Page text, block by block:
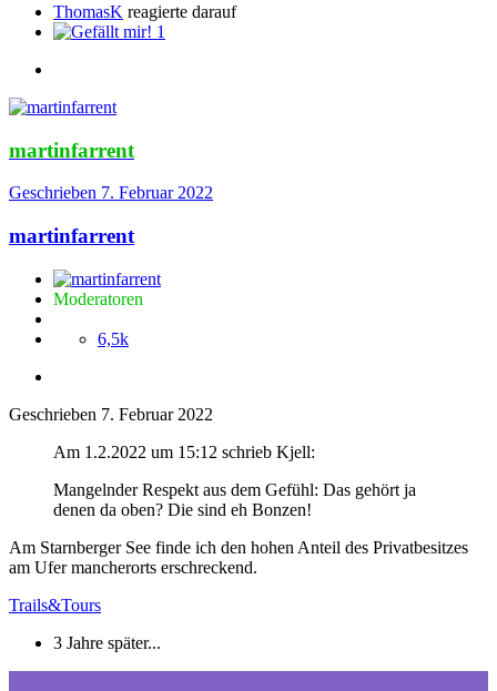
ThomasK reagierte darauf
1
martinfarrent
Geschrieben 7. Februar 2022
martinfarrent
Moderatoren
6,5k
Geschrieben 7. Februar 2022
Am 1.2.2022 um 15:12 schrieb Kjell:
Mangelnder Respekt aus dem Gefühl: Das gehört ja
denen da oben? Die sind eh Bonzen!
Am Starnberger See finde ich den hohen Anteil des Privatbesitzes
am Ufer mancherorts erschreckend.
Trails&Tours
3 Jahre später...